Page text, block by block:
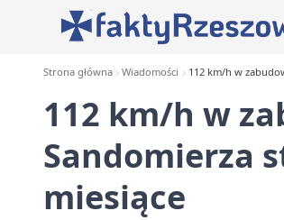
Strona główna Wiadomości 112 km/h w
112 km/h w
Sandomierza
miesiące